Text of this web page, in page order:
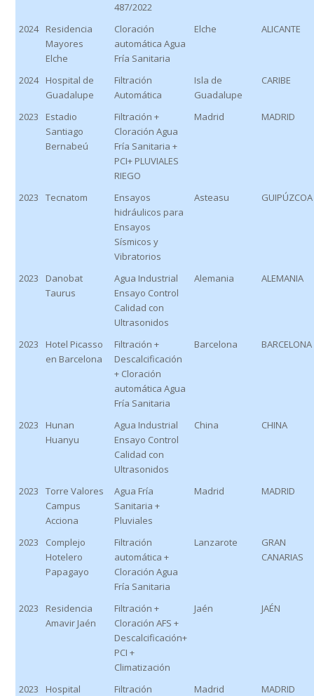
487/2022
2024 Residencia
Mayores
Elche
Cloración
automática Agua
Fría Sanitaria
Elche ALICANTE
2024 Hospital de
Guadalupe
Filtración
Automática
Isla de
Guadalupe
CARIBE
2023
Estadio
Santiago
Bernabeú
Filtración +
Cloración Agua
Fría Sanitaria +
PCI+ PLUVIALES
RIEGO
Madrid MADRID
2023 Tecnatom
Ensayos
hidráulicos para
Ensayos
Sísmicos y
Vibratorios
Asteasu GUIPÚZCOA
2023
Danobat
Taurus
Agua Industrial
Ensayo Control
Calidad con
Ultrasonidos
Alemania ALEMANIA
2023
Hotel Picasso
en Barcelona
Filtración +
Descalcificación
+ Cloración
automática Agua
Fría Sanitaria
Barcelona BARCELONA
2023
Hunan
Huanyu
Agua Industrial
Ensayo Control
Calidad con
Ultrasonidos
China CHINA
2023
Torre Valores
Campus
Acciona
Agua Fría
Sanitaria +
Pluviales
Madrid MADRID
2023
Complejo
Hotelero
Papagayo
Filtración
automática +
Cloración Agua
Fría Sanitaria
Lanzarote
GRAN
CANARIAS
2023
Residencia
Amavir Jaén
Filtración +
Cloración AFS +
Descalcificación+
PCI +
Climatización
Jaén JAÉN
2023
Hospital
Filtración
Madrid MADRID